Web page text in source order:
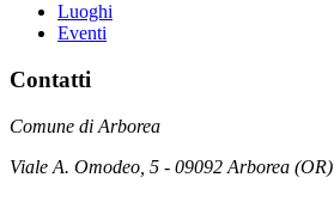
Luoghi
Eventi
Contatti
Comune di Arborea
Viale A. Omodeo, 5 - 09092 Arborea (OR)